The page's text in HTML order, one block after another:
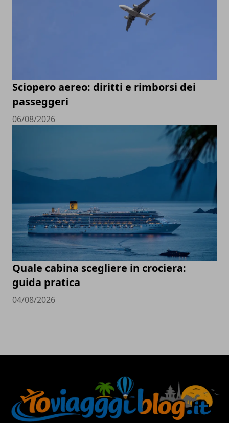
Sciopero aereo: diritti e rimborsi dei
passeggeri
06/08/2026
Quale cabina scegliere in crociera:
guida pratica
04/08/2026